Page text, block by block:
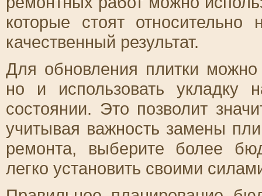
которые стоят относительно
качественный результат.
Для обновления плитки
но и использовать
состоянии. Это позволит
учитывая важность замены
ремонта, выберите более
легко установить своими